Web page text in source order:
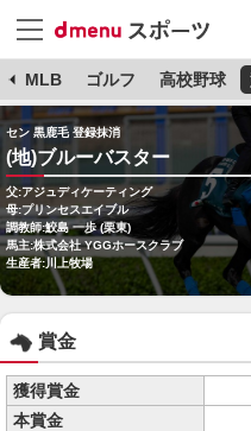
MLB ゴルフ 高校野球
セン 黒鹿毛 登録抹消
(地)ブルーバスター
父:アジュディケーティング
母:プリンセスエイブル
調教師:鮫島 一歩 (栗東)
馬主:株式会社 YGGホースクラブ
生産者:川上牧場
賞金
獲得賞金
本賞金